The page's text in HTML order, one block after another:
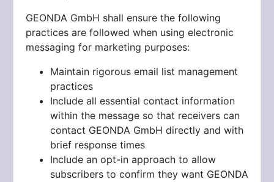
GEONDA GmbH shall ensure the following
practices are followed when using electronic
messaging for marketing purposes:
Maintain rigorous email list management
practices
Include all essential contact information
within the message so that receivers can
contact GEONDA GmbH directly and with
brief response times
Include an opt-in approach to allow
subscribers to confirm they want GEONDA